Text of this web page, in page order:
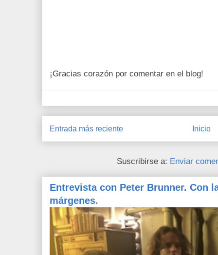
¡Gracias corazón por comentar en el blog!
Entrada más reciente Inicio
Suscribirse a: Enviar
Entrevista con Peter Brunner. Con
márgenes.